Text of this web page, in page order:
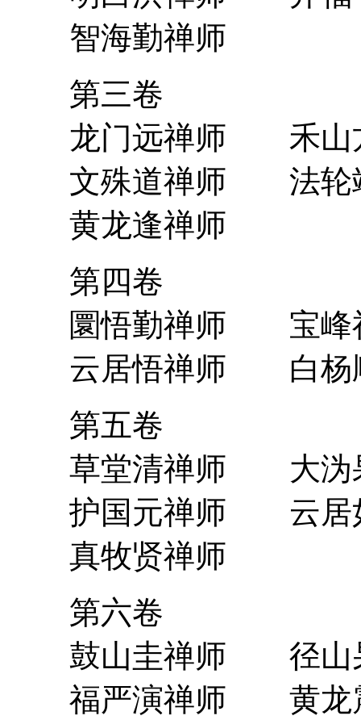
智海勤禅师
第三卷
龙门远禅师 禾山
文殊道禅师 法轮
黄龙逢禅师
第四卷
圜悟勤禅师 宝峰
云居悟禅师 白杨
第五卷
草堂清禅师 大沩
护国元禅师 云居
真牧贤禅师
第六卷
鼓山圭禅师 径山
福严演禅师 黄龙